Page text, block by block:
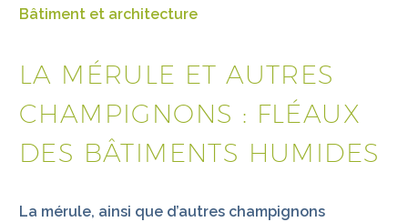
Bâtiment et architecture
LA MÉRULE ET AUTRES
CHAMPIGNONS : FLÉAUX
DES BÂTIMENTS HUMIDES
La mérule, ainsi que d’autres champignons